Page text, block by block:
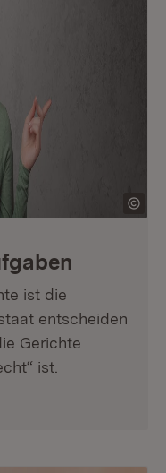
ist die
entscheiden
Gerichte
ist.